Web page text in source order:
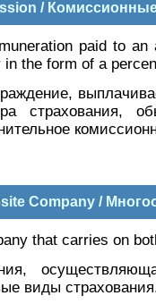
/
paid to
in the form of a
Company /
that carries on
виды